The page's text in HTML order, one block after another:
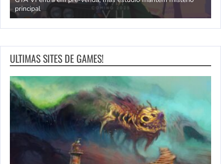
principal
ULTIMAS SITES DE GAMES!